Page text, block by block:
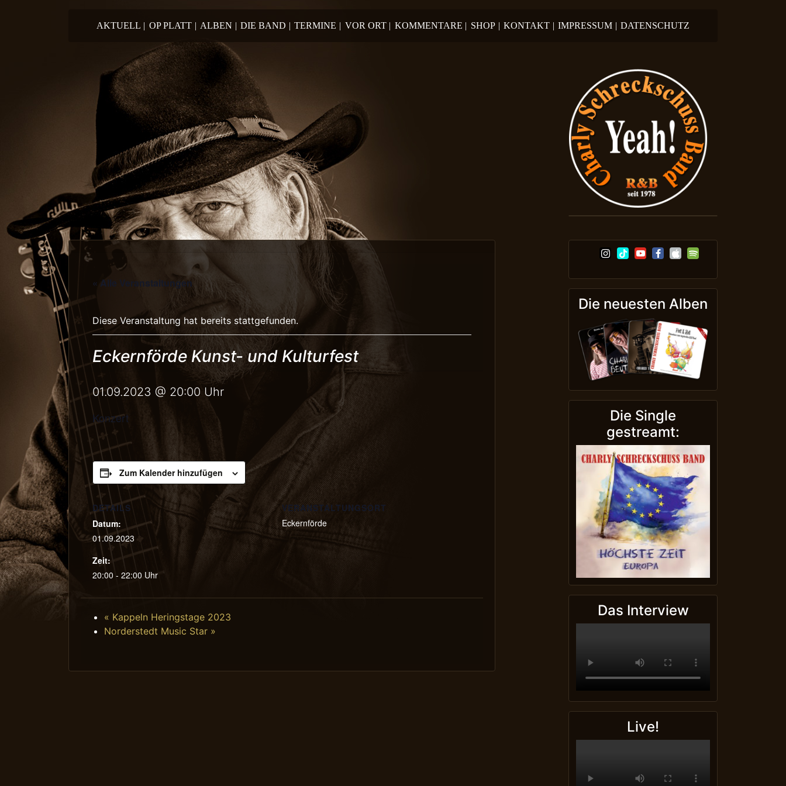
AKTUELL | OP PLATT | ALBEN | DIE BAND | TERMINE | VOR ORT | KOMMENTARE | SHOP | KONTAKT | IMPRESSUM | DATENSCHUTZ
« Alle Veranstaltungen
Diese Veranstaltung hat bereits stattgefunden.
Eckernförde Kunst- und Kulturfest
01.09.2023 @ 20:00 Uhr
Konzert
Zum Kalender hinzufügen
DETAILS
Datum:
01.09.2023
Zeit:
20:00 - 22:00 Uhr
VERANSTALTUNGSORT
Eckernförde
« Kappeln Heringstage 2023
Norderstedt Music Star »
Die neuesten Alben
Die Single
gestreamt:
Das Interview
Live!